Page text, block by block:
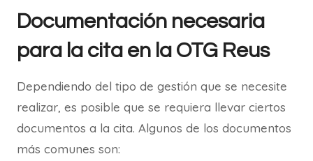
Documentación necesaria
para la cita en la OTG Reus
Dependiendo del tipo de gestión que se necesite
realizar, es posible que se requiera llevar ciertos
documentos a la cita. Algunos de los documentos
más comunes son: